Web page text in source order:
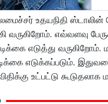
உதயநிதி ஸ்டாலின்
வருகிறோம். எவ்வளவு
எடுத்து வருகிறோம்.
எடுக்கப்படும்.
உட்பட்டு